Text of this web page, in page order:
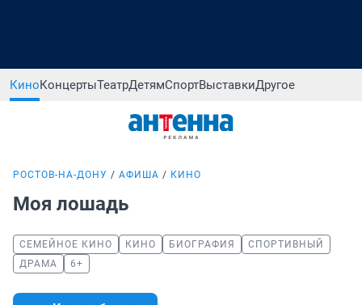
КиноКонцертыТеатрДетямСпортВыставкиДругое
РОСТОВ-НА-ДОНУ АФИША КИНО
Моя лошадь
СЕМЕЙНОЕ КИНО КИНО БИОГРАФИЯ
СПОРТИВНЫЙ
ДРАМА
6+